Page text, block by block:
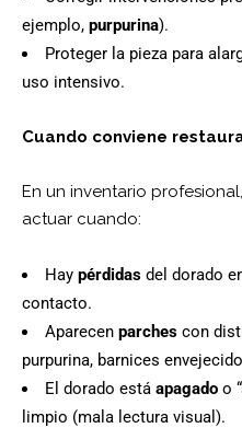
ejemplo, purpurina).
Proteger la pieza para
uso intensivo.
Cuando conviene
En un inventario
actuar cuando:
Hay pérdidas del dorado
contacto.
Aparecen parches con
purpurina, barnices
El dorado está apagado o
limpio (mala lectura visual).